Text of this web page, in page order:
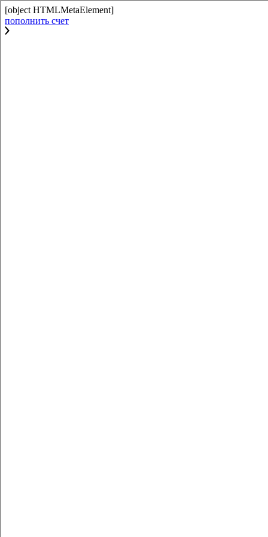
[object HTMLMetaElement]
пополнить счет